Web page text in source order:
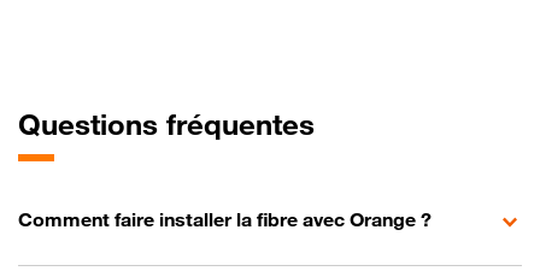
Questions fréquentes
Comment faire installer la fibre avec Orange ?